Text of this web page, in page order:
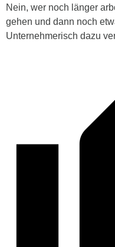
Nein, wer noch länger
gehen und dann noch
Unternehmerisch dazu